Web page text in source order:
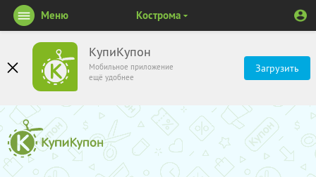
КупиКупон
Мобильное приложение
ещё удобнее
Загрузить
Меню Кострома